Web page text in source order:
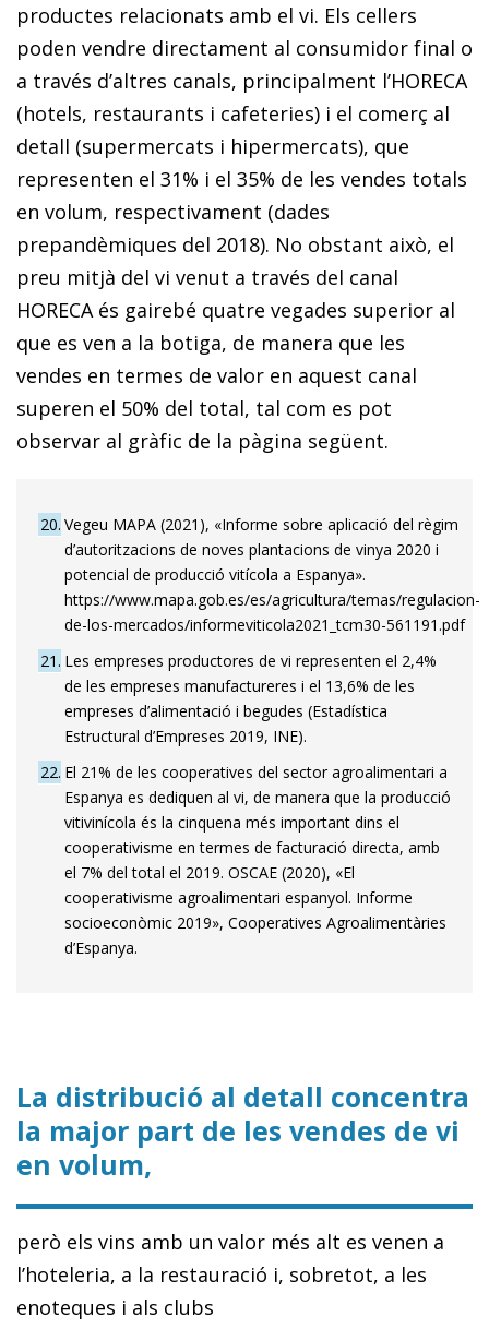
productes relacionats amb el vi. Els cellers
poden vendre directament al consumidor final o
a través d’altres canals, principalment l’HORECA
(hotels, restaurants i cafeteries) i el comerç al
detall (supermercats i hipermercats), que
representen el 31% i el 35% de les vendes totals
en volum, respectivament (dades
prepandèmiques del 2018). No obstant això, el
preu mitjà del vi venut a través del canal
HORECA és gairebé quatre vegades superior al
que es ven a la botiga, de manera que les
vendes en termes de valor en aquest canal
superen el 50% del total, tal com es pot
observar al gràfic de la pàgina següent.
20 Vegeu MAPA (2021), «Informe sobre aplicació del règim
d’autoritzacions de noves plantacions de vinya 2020 i
potencial de producció vitícola a Espanya».
https://www.mapa.gob.es/es/agricultura/temas/regulacion-
de-los-mercados/informeviticola2021_tcm30-561191.pdf
21 Les empreses productores de vi representen el 2,4%
de les empreses manufactureres i el 13,6% de les
empreses d’alimentació i begudes (Estadística
Estructural d’Empreses 2019, INE).
22 El 21% de les cooperatives del sector agroalimentari a
Espanya es dediquen al vi, de manera que la producció
vitivinícola és la cinquena més important dins el
cooperativisme en termes de facturació directa, amb
el 7% del total el 2019. OSCAE (2020), «El
cooperativisme agroalimentari espanyol. Informe
socioeconòmic 2019», Cooperatives Agroalimentàries
d’Espanya.
La distribució al detall concentra
la major part de les vendes de vi
en volum,
però els vins amb un valor més alt es venen a
l’hoteleria, a la restauració i, sobretot, a les
enoteques i als clubs